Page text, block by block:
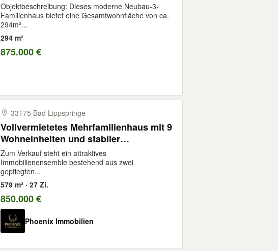
Objektbeschreibung: Dieses moderne Neubau-3-
Familienhaus bietet eine Gesamtwohnfläche von ca.
294m²...
294 m²
875.000 €
33175 Bad Lippspringe
Vollvermietetes Mehrfamilienhaus mit 9
Wohneinheiten und stabiler
Jahresnettomiete von ca. 74.580 €
Zum Verkauf steht ein attraktives
Immobilienensemble bestehend aus zwei
gepflegten...
579 m² · 27 Zi.
850.000 €
Phoenix Immobilien